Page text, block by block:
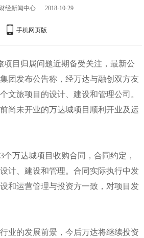
经新闻中心 2018-10-29
手机网页版
项目归属问题近期备受关注，最新公
团发布公告称，经万达与融创双方友
文旅项目的设计、建设和管理公司。
尚未开业的万达城项目顺利开业及运
万达城项目收购合同，合同约定，
计、建设和管理。合同实际执行中发
和运营管理与投资方一致，对项目发
业的发展前景，今后万达将继续投资